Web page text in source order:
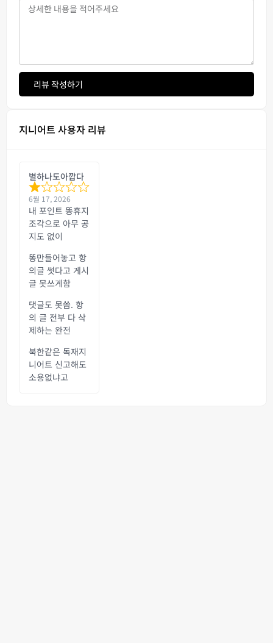
리뷰 작성하기
지니어트 사용자 리뷰
별하나도아깝다
6월 17, 2026
내 포인트 똥휴지
조각으로 아무 공
지도 없이
똥만들어놓고 항
의글 썻다고 게시
글 못쓰게함
댓글도 못씀. 항
의 글 전부 다 삭
제하는 완전
북한같은 독재지
니어트 신고해도
소용없냐고